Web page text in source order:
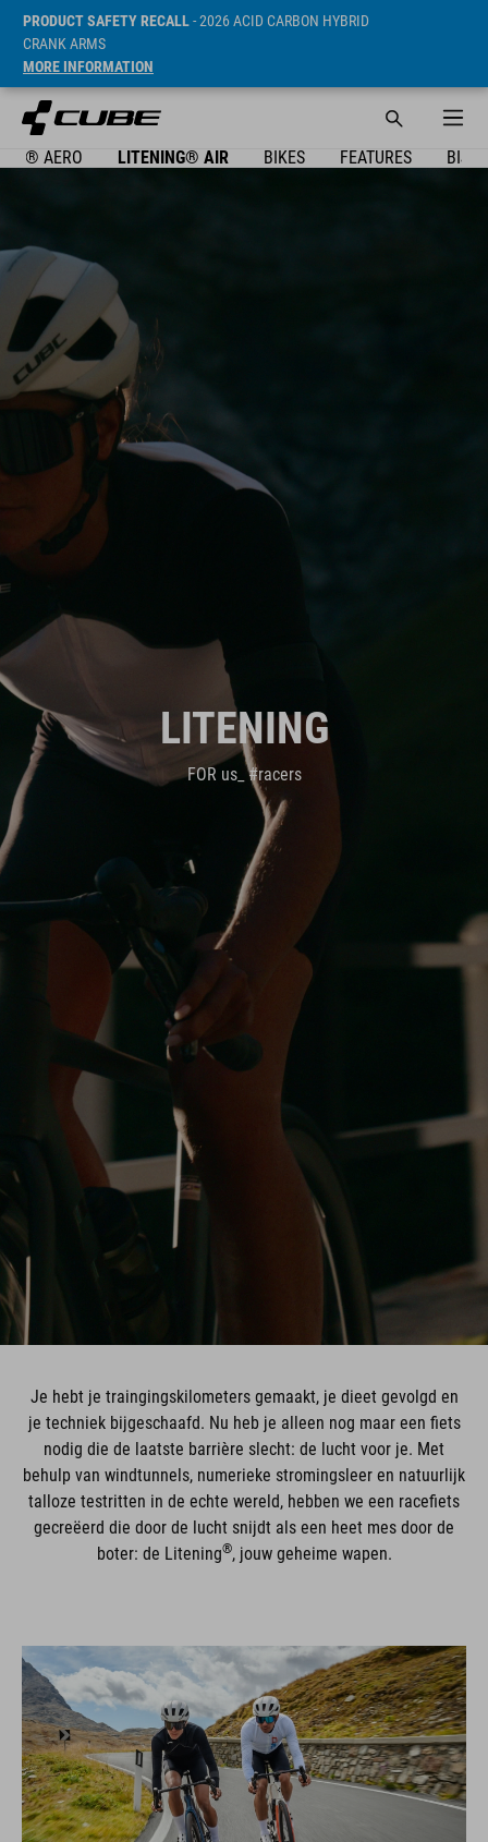
PRODUCT SAFETY RECALL- 2026 ACID CARBON HYBRID
CRANK ARMS
MORE INFORMATION
AERO LITENING® AIR BIKES FEATURES
LITENING
FOR us_ #racers
Je hebt je traingingskilometers gemaakt, je dieet gevolgd en
je techniek bijgeschaafd. Nu heb je alleen nog maar een fiets
nodig die de laatste barrière slecht: de lucht voor je. Met
behulp van windtunnels, numerieke stromingsleer en natuurlijk
talloze testritten in de echte wereld, hebben we een racefiets
gecreëerd die door de lucht snijdt als een heet mes door de
boter: de Litening®, jouw geheime wapen.